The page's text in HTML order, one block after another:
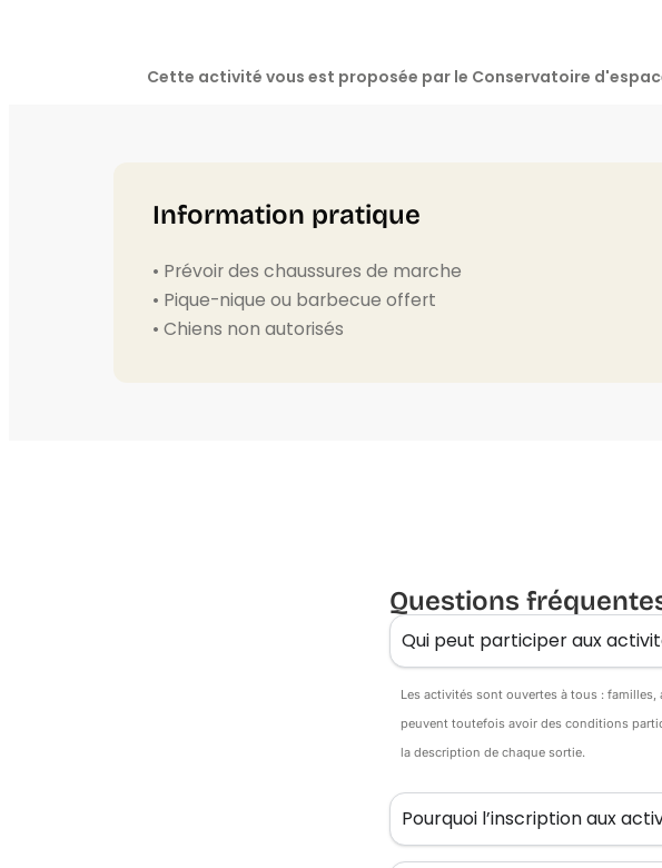
Cette activité vous est proposée par le Conservatoire
Information pratique
• Prévoir des chaussures de marche
• Pique-nique ou barbecue offert
• Chiens non autorisés
Questions
Qui peut participer aux
Les activités sont ouvertes à tous :
peuvent toutefois avoir des conditions
la description de chaque sortie.
Pourquoi l’inscription aux